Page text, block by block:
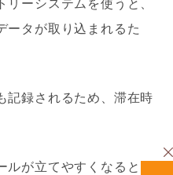
ーシステムを使うと、
ータが取り込まれるた
記録されるため、滞在時
が立てやすくなるとと